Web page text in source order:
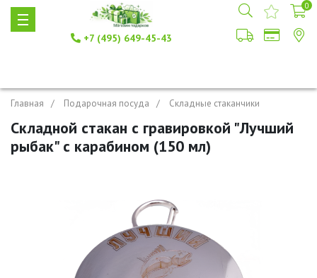
+7 (495) 649-45-43
0
Главная Подарочная посуда Складные стаканчики
Складной стакан с гравировкой "Лучший
рыбак" с карабином (150 мл)